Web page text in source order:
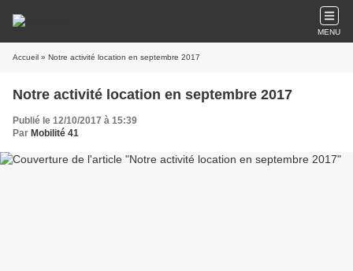
MENU
Accueil » Notre activité location en septembre 2017
Notre activité location en septembre 2017
Publié le 12/10/2017 à 15:39
Par Mobilité 41